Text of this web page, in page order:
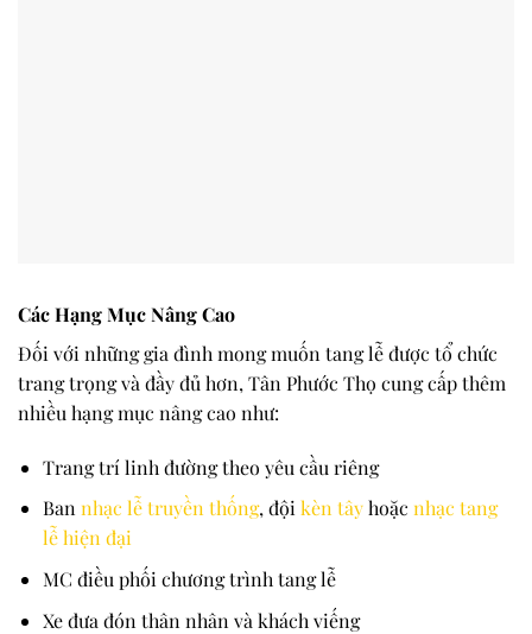
Các Hạng Mục Nâng Cao
Đối với những gia đình mong muốn tang lễ được tổ chức
trang trọng và đầy đủ hơn, Tân Phước Thọ cung cấp thêm
nhiều hạng mục nâng cao như:
Trang trí linh đường theo yêu cầu riêng
Bannhạc lễ truyền thống, độikèn tâyhoặc nhạc tang
lễ hiện đại
MC điều phối chương trình tang lễ
Xe đưa đón thân nhân và khách viếng